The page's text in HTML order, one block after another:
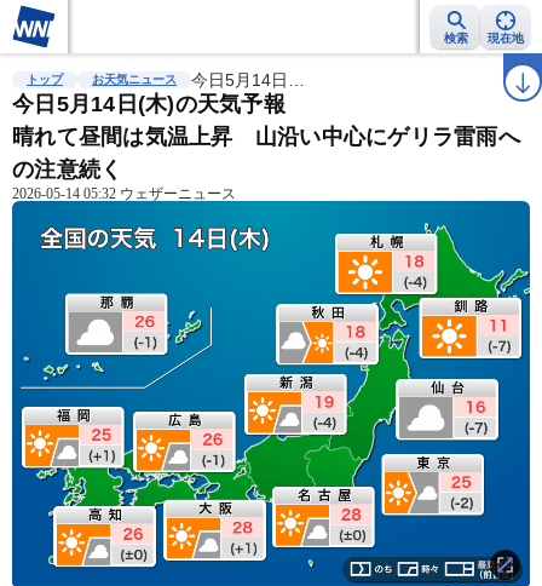
検索 現在地
雨雲レーダー 台風情報 地震情報 ラ
トップ お天気ニュース 今日5月14日…
今日5月14日(木)の天気予報
晴れて昼間は気温上昇 山沿い中心にゲリラ雷雨へ
の注意続く
2026-05-14 05:32 ウェザーニュース